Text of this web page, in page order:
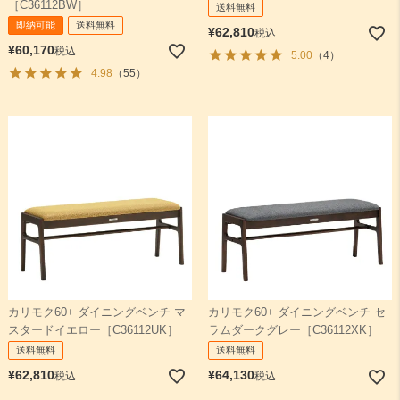
［C36112BW］
即納可能 送料無料
¥60,170税込
4.98 （55）
送料無料
¥62,810税込
5.00（4）
カリモク60+ ダイニングベンチ マ
スタードイエロー［C36112UK］
送料無料
¥62,810税込
カリモク60+ ダイニングベンチ セ
ラムダークグレー［C36112XK］
送料無料
¥64,130税込